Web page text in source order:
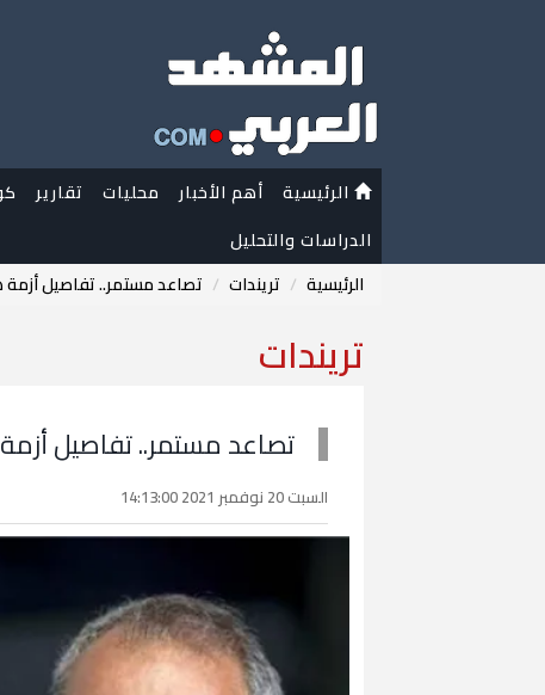
الرئيسية أهم الأخبار محليات تقارير
الدراسات والتحليل
الرئيسية
تريندات تصاعد مستمر.. تفاصيل
تريندات
تصاعد مستمر.. تفاصيل
السبت 20 نوفمبر 2021 14:13:00